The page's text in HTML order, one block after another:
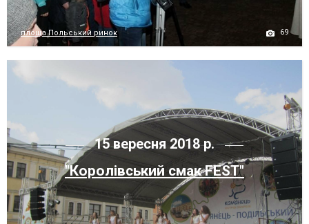
площа Польський ринок 69
15 вересня 2018 р.
"Королівський смак FEST"